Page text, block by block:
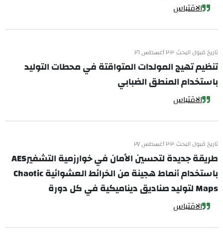
الاقتباس
تاريخ قبول البحث ٢٠٢٠ أغسطس ٢٦
تنظيم تهيج المولدات المتواقتة في محطات التوليد
باستخدام المنطق الضبابي
الاقتباس
تاريخ قبول البحث ٢٠٢٠ أغسطس ٢٧
طريقة جديدة لتحسين الأمان في خوارزمية التشفيرAES
باستخدام أنماط هجينة من الخرائط العشوائية Chaotic
Maps لتوليد صناديق ديناميكية في كل دورة
الاقتباس